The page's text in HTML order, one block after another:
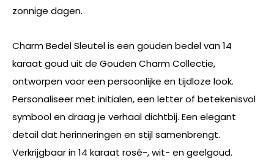
zonnige dagen.
Charm Bedel Sleutel is een gouden bedel van 14
karaat goud uit de Gouden Charm Collectie,
ontworpen voor een persoonlijke en tijdloze look.
Personaliseer met initialen, een letter of betekenisvol
symbool en draag je verhaal dichtbij. Een elegant
detail dat herinneringen en stijl samenbrengt.
Verkrijgbaar in 14 karaat rosé-, wit- en geelgoud.